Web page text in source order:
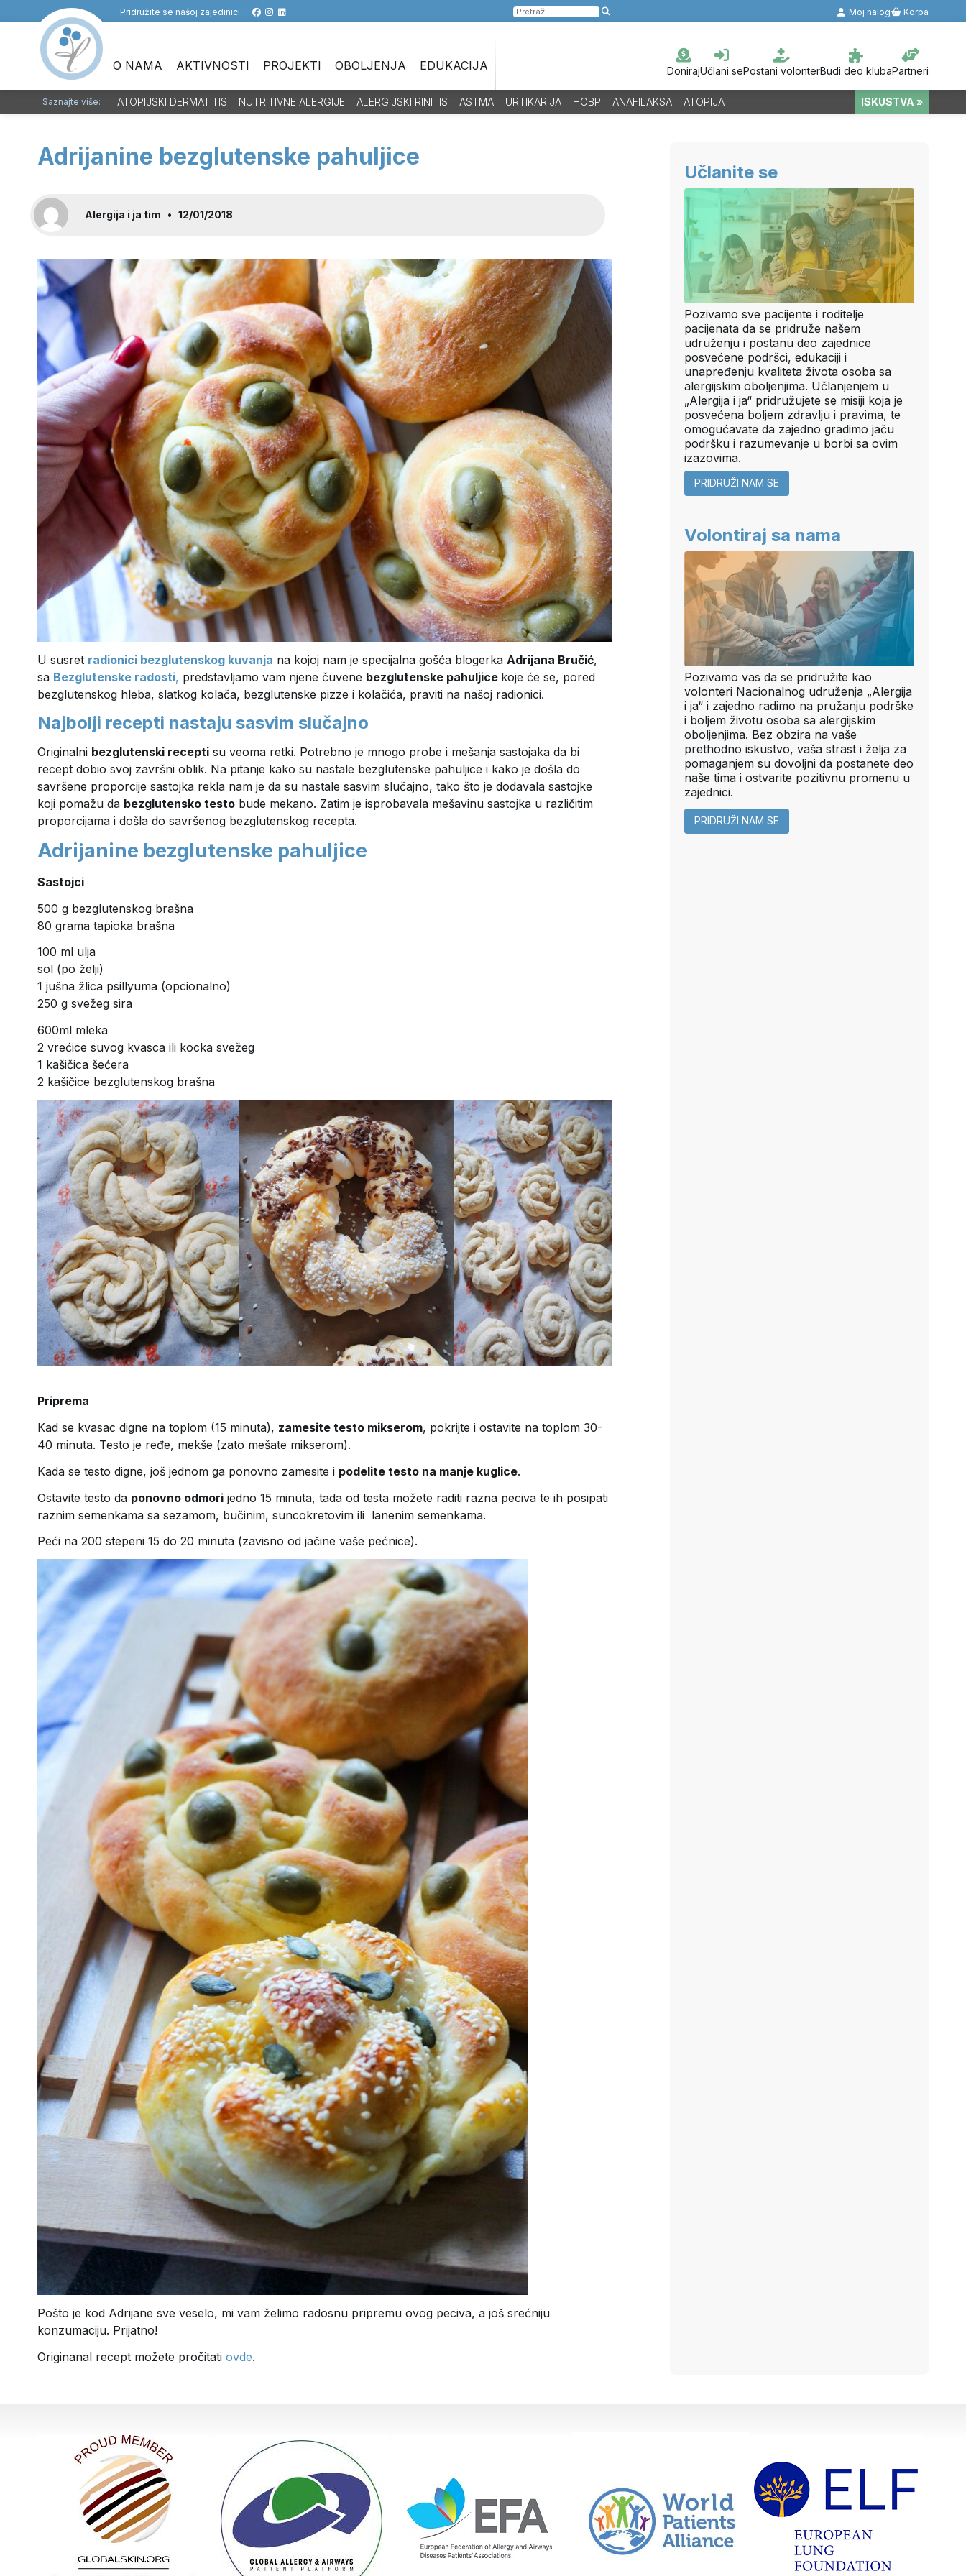
Pridružite se našoj zajedinici:
Pretraga
za:
Moj nalog Korpa
O NAMA AKTIVNOSTI PROJEKTI OBOLJENJA EDUKACIJA DonirajUčlani sePostani volonterBudi deo klubaPartneri
Saznajte više: ATOPIJSKI DERMATITIS NUTRITIVNE ALERGIJE ALERGIJSKI RINITIS ASTMA URTIKARIJA HOBP ANAFILAKSA ATOPIJA ISKUSTVA »
Adrijanine bezglutenske pahuljice
Alergija i ja tim • 12/01/2018
U susret radionici bezglutenskog kuvanja na kojoj nam je specijalna gošća blogerka Adrijana Bručić,
sa Bezglutenske radosti, predstavljamo vam njene čuvene bezglutenske pahuljice koje će se, pored
bezglutenskog hleba, slatkog kolača, bezglutenske pizze i kolačića, praviti na našoj radionici.
Najbolji recepti nastaju sasvim slučajno
Originalni bezglutenski recepti su veoma retki. Potrebno je mnogo probe i mešanja sastojaka da bi
recept dobio svoj završni oblik. Na pitanje kako su nastale bezglutenske pahuljice i kako je došla do
savršene proporcije sastojka rekla nam je da su nastale sasvim slučajno, tako što je dodavala sastojke
koji pomažu da bezglutensko testo bude mekano. Zatim je isprobavala mešavinu sastojka u različitim
proporcijama i došla do savršenog bezglutenskog recepta.
Adrijanine bezglutenske pahuljice
Sastojci
500 g bezglutenskog brašna
80 grama tapioka brašna
100 ml ulja
sol (po želji)
1 jušna žlica psillyuma (opcionalno)
250 g svežeg sira
600ml mleka
2 vrećice suvog kvasca ili kocka svežeg
1 kašičica šećera
2 kašičice bezglutenskog brašna
Priprema
Kad se kvasac digne na toplom (15 minuta), zamesite testo mikserom, pokrijte i ostavite na toplom 30-
40 minuta. Testo je ređe, mekše (zato mešate mikserom).
Kada se testo digne, još jednom ga ponovno zamesite i podelite testo na manje kuglice.
Ostavite testo da ponovno odmori jedno 15 minuta, tada od testa možete raditi razna peciva te ih posipati
raznim semenkama sa sezamom, bučinim, suncokretovim ili lanenim semenkama.
Peći na 200 stepeni 15 do 20 minuta (zavisno od jačine vaše pećnice).
Pošto je kod Adrijane sve veselo, mi vam želimo radosnu pripremu ovog peciva, a još srećniju
konzumaciju. Prijatno!
Originanal recept možete pročitati ovde.
Učlanite se
Pozivamo sve pacijente i roditelje
pacijenata da se pridruže našem
udruženju i postanu deo zajednice
posvećene podršci, edukaciji i
unapređenju kvaliteta života osoba sa
alergijskim oboljenjima. Učlanjenjem u
„Alergija i ja“ pridružujete se misiji koja je
posvećena boljem zdravlju i pravima, te
omogućavate da zajedno gradimo jaču
podršku i razumevanje u borbi sa ovim
izazovima.
PRIDRUŽI NAM SE
Volontiraj sa nama
Pozivamo vas da se pridružite kao
volonteri Nacionalnog udruženja „Alergija
i ja“ i zajedno radimo na pružanju podrške
i boljem životu osoba sa alergijskim
oboljenjima. Bez obzira na vaše
prethodno iskustvo, vaša strast i želja za
pomaganjem su dovoljni da postanete deo
naše tima i ostvarite pozitivnu promenu u
zajednici.
PRIDRUŽI NAM SE